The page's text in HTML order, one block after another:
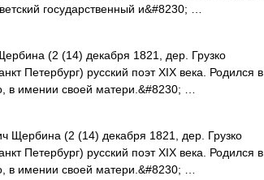
государственный и&#8230; …
(2 (14) декабря 1821, дер. Грузко
Петербург) русский поэт XIX века. Родился в
в имении своей матери.&#8230; …
(2 (14) декабря 1821, дер. Грузко
Петербург) русский поэт XIX века. Родился в
в имении своей матери.&#8230; …